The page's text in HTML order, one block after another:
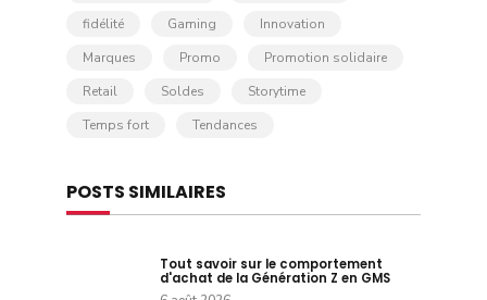
fidélité
Gaming
Innovation
Marques
Promo
Promotion solidaire
Retail
Soldes
Storytime
Temps fort
Tendances
POSTS SIMILAIRES
Tout savoir sur le comportement
d'achat de la Génération Z en GMS